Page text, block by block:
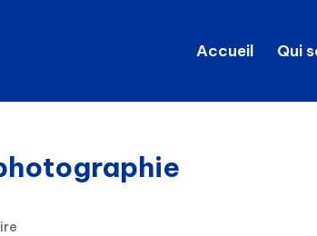
Accueil Qui